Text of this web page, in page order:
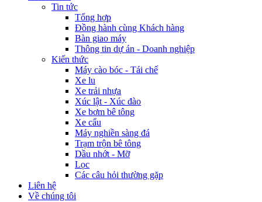
Tin tức
Tổng hợp
Đồng hành cùng Khách hàng
Bàn giao máy
Thông tin dự án - Doanh nghiệp
Kiến thức
Máy cào bóc - Tái chế
Xe lu
Xe trải nhựa
Xúc lật - Xúc đào
Xe bơm bê tông
Xe cẩu
Máy nghiền sàng đá
Trạm trộn bê tông
Dầu nhớt - Mỡ
Lọc
Các câu hỏi thường gặp
Liên hệ
Về chúng tôi